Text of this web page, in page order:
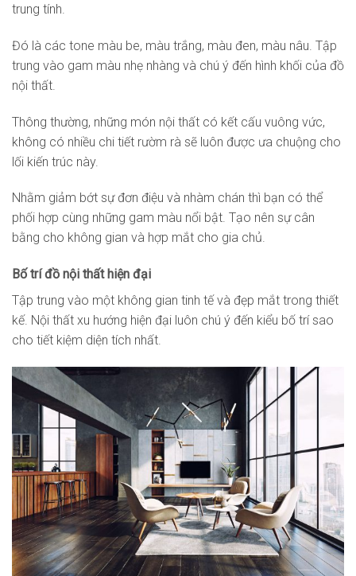
trung tính.
Đó là các tone màu be, màu trắng, màu đen, màu nâu. Tập
trung vào gam màu nhẹ nhàng và chú ý đến hình khối của đồ
nội thất.
Thông thường, những món nội thất có kết cấu vuông vức,
không có nhiều chi tiết rườm rà sẽ luôn được ưa chuộng cho
lối kiến trúc này.
Nhằm giảm bớt sự đơn điệu và nhàm chán thì bạn có thể
phối hợp cùng những gam màu nổi bật. Tạo nên sự cân
bằng cho không gian và hợp mắt cho gia chủ.
Bố trí đồ nội thất hiện đại
Tập trung vào một không gian tinh tế và đẹp mắt trong thiết
kế. Nội thất xu hướng hiện đại luôn chú ý đến kiểu bố trí sao
cho tiết kiệm diện tích nhất.